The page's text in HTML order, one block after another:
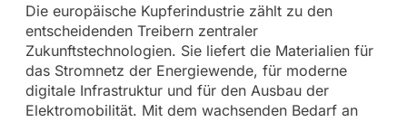
Die europäische Kupferindustrie zählt zu den
entscheidenden Treibern zentraler
Zukunftstechnologien. Sie liefert die Materialien für
das Stromnetz der Energiewende, für moderne
digitale Infrastruktur und für den Ausbau der
Elektromobilität. Mit dem wachsenden Bedarf an